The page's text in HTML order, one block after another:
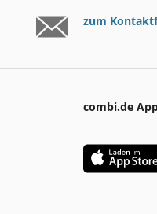
zum
combi.de